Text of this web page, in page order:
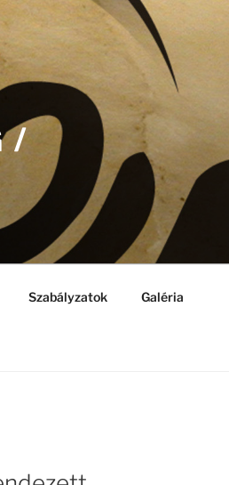
/
Szabályzatok Galéria